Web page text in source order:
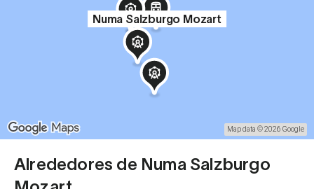
Alrededores de Numa Salzburgo
Numa Salzburgo Mozart
Map data © 2026 Google